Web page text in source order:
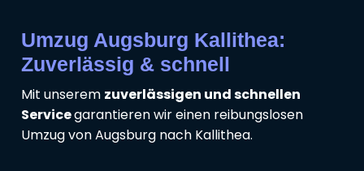
Umzug Augsburg Kallithea:
Zuverlässig & schnell
Mit unserem zuverlässigen und schnellen
Servicegarantieren wir einen reibungslosen
Umzug von Augsburg nach Kallithea.